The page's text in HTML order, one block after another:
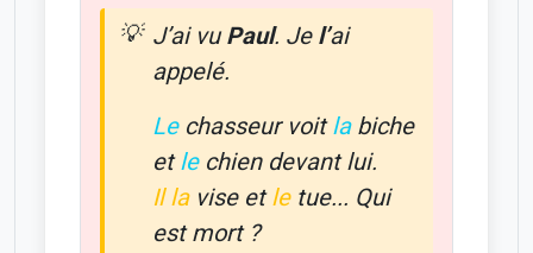
J’ai vuPaul. Je l’ai
appelé.
Lechasseur voitlabiche
etlechien devant lui.
Il lavise etletue... Qui
est mort ?